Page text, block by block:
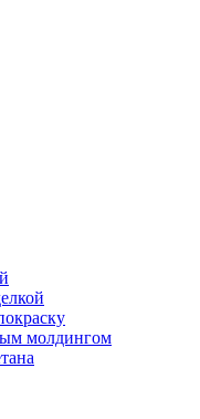
молдингом